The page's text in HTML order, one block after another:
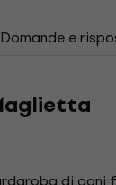
Domande e